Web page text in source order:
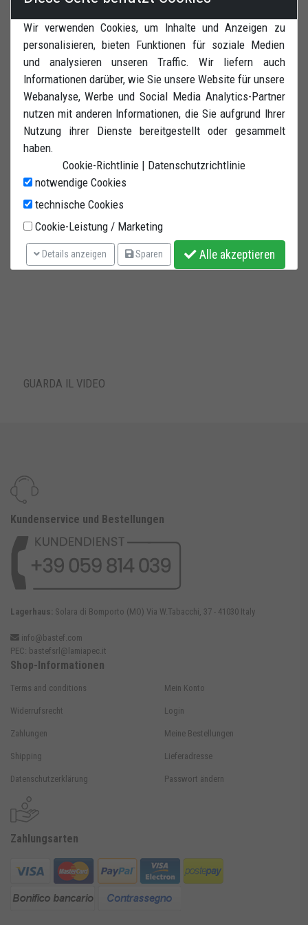
Höheverstellung. Hergestellt auf 32,5 x 2 mm
Qualitätsstahlrohr. Vier verstärkte Gummiräder.
PUlverlackiert Rot. Passend für alle Modelle mit
Lenkkopfbohrung.
Passend für alle Modelle mit Lenkkopfbohrung. Nicht
geeignet für folgende Modelle:
GUARDA IL VIDEO
Kundenservice und Bestellungen
Lagerhaus: Solara di Bomporto (MO) Via W.Tabacchi, 37 - 41030 Italy
info@bastef.com
PEC: bastefsrl@lamiapec.it
Zahlungsarten
Shop-Informationen
Terms and conditions
Widerrufsrecht
Zahlungen
Shipping
Datenschutzerklärung
Mein Konto
Login
Meine Bestellungen
Lieferadresse
Passwort ändern
Wir verwenden Cookies, um Inhalte und Anzeigen zu
personalisieren, bieten Funktionen für soziale Medien
und analysieren unseren Traffic. Wir liefern auch
Informationen darüber, wie Sie unsere Website für unsere
Webanalyse, Werbe und Social Media Analytics-Partner
nutzen mit anderen Informationen, die Sie aufgrund Ihrer
Nutzung ihrer Dienste bereitgestellt oder gesammelt
haben.
Cookie-Richtlinie | Datenschutzrichtlinie
notwendige Cookies
technische Cookies
Cookie-Leistung / Marketing
Details anzeigen Sparen Alle akzeptieren